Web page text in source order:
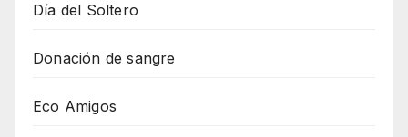
Día del Soltero
Donación de sangre
Eco Amigos